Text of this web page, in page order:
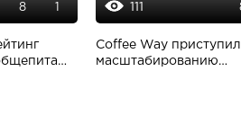
8 111
Coffee Way
масштабированию